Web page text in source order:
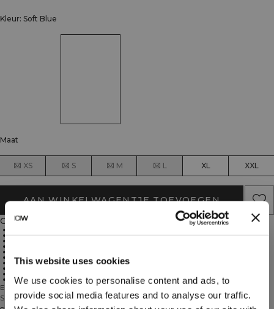
This website uses cookies
We use cookies to personalise content and ads, to
provide social media features and to analyse our traffic.
Kleur: Soft Blue
Maat
XS S M L XL XXL
AAN WINKELWAGENTJE TOEVOEGEN
Omschrijving
Vier-weg stretch materiaal voor onbeperkte beweging
Zacht gevoel op de huid
Minimalistisch ontwerp voor dagelijks gebruik
Comfortabel voor de hele dag
Een nauwelijks voelbare bh met precies de juiste ondersteuning. De Minimal
Sports Bra is ontworpen voor bewegingen met lage impact en dagelijks